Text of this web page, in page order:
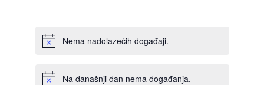
Nema nadolazećih događaji.
Na današnji dan nema događanja.